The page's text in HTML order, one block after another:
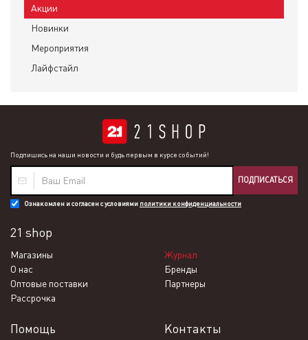
Акции
Новинки
Мероприятия
Лайфстайл
Подпишись на наши новости и будь первым в курсе событий!
ПОДПИСАТЬСЯ
Ознакомлен и согласен с условиями политики конфиденциальности
21 shop
Магазины
Журнал
О нас
Бренды
Оптовые поставки
Партнеры
Рассрочка
Помощь Контакты